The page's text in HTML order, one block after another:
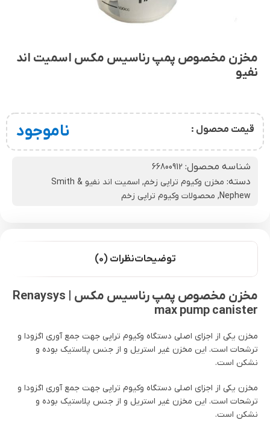
مخزن مخصوص پمپ رناسیس مکس اسمیت اند
نفیو
قیمت محصول : ناموجود
شناسه محصول: 66800912
دسته: مخزن وکیوم تراپی زخم,
اسمیت اند نفیو Smith &
Nephew
, محصولات وکیوم تراپی زخم
توضیحاتنظرات (0)
مخزن مخصوص پمپ رناسیس مکس | Renaysys
max pump canister
مخزن یکی از اجزای اصلی دستگاه وکیوم تراپی جهت جمع آوری اگزودا و
ترشحات است. این مخزن غیر استریل و از جنس پلاستیک بوده و
نشکن است.
مخزن یکی از اجزای اصلی دستگاه وکیوم تراپی جهت جمع آوری اگزودا و
ترشحات است. این مخزن غیر استریل و از جنس پلاستیک بوده و
نشکن است.